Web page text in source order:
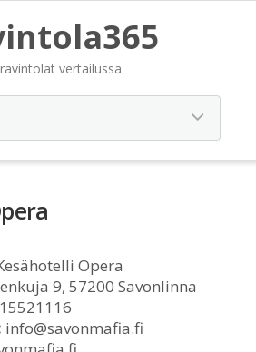
vertailussa
Opera
9, 57200 Savonlinna
info@savonmafia.fi